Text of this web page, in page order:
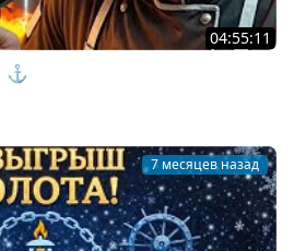
04:55:11
7 месяцев назад